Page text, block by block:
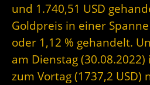
und 1.740,51 USD
Goldpreis in einer
oder 1,12 % gehandelt.
am Dienstag
zum Vortag (1737,2